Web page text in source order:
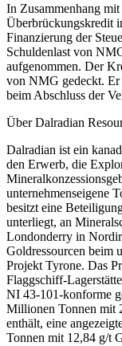
In Zusammenhang
Überbrückungskredit
Finanzierung der
Schuldenlast von
aufgenommen. Der
von NMG gedeckt. Er
beim Abschluss der
Über Dalradian
Dalradian ist ein
den Erwerb, die
unternehmenseigene
besitzt eine
unterliegt, an
Londonderry in
Goldressourcen beim
Projekt Tyrone. Das
Flaggschiff-
NI 43-101-konforme
Millionen Tonnen mit
enthält, eine
Tonnen mit 12,84 g/t